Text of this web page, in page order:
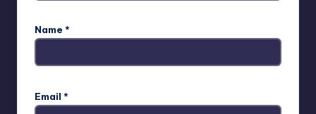
Name *
Email *